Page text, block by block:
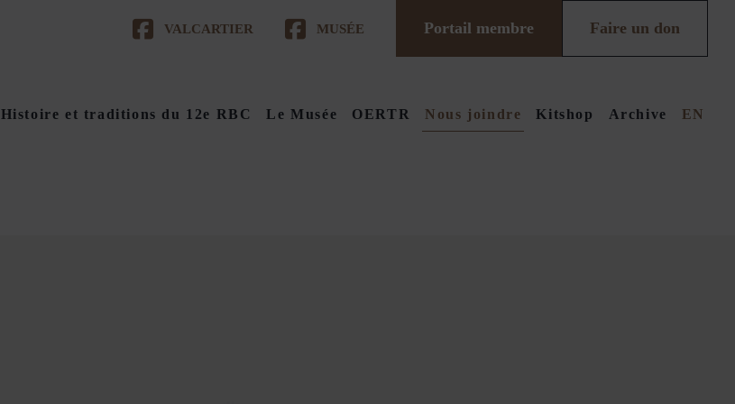
VALCARTIER MUSÉE Portail membre Faire un don
Histoire et traditions du 12e RBC Le Musée OERTR Nous joindre Kitshop Archive EN